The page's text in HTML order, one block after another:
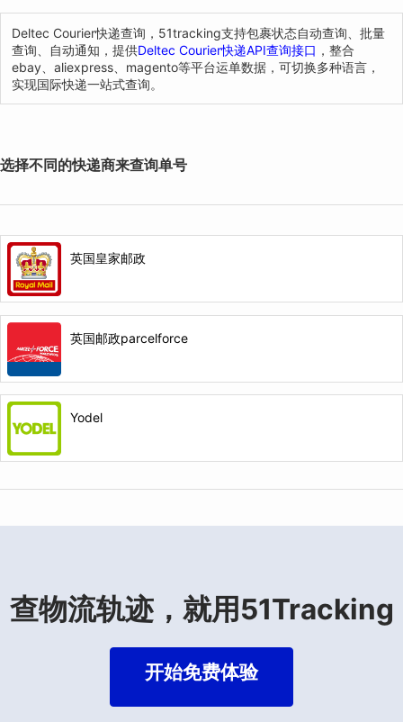
Deltec Courier快递查询，51tracking支持包裹状态自动查询、批量
查询、自动通知，提供Deltec Courier快递API查询接口 ，整合
ebay、aliexpress、magento等平台运单数据，可切换多种语言，
实现国际快递一站式查询。
选择不同的快递商来查询单号
英国皇家邮政
英国邮政parcelforce
Yodel
查物流轨迹，就用51Tracking
开始免费体验